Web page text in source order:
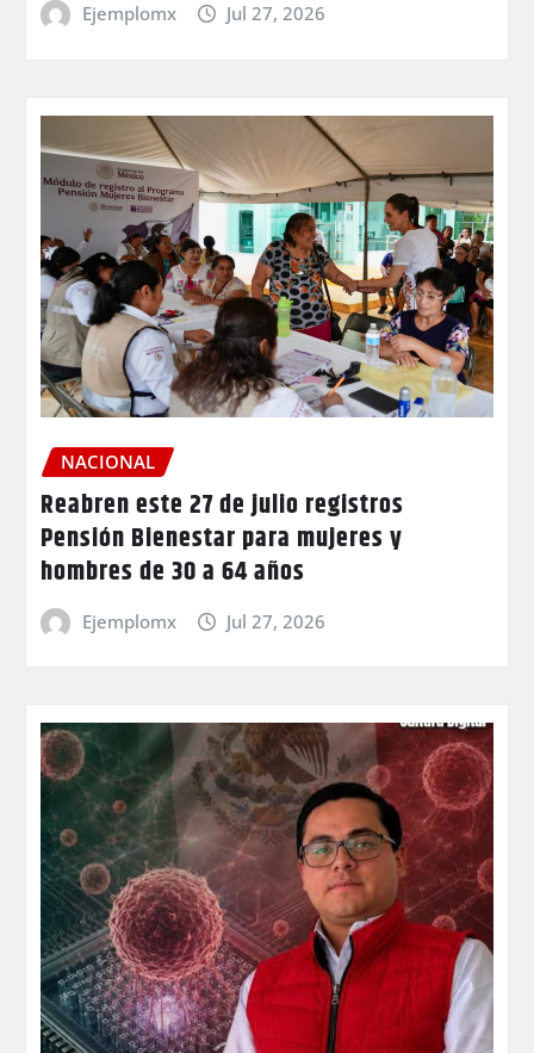
Ejemplomx Jul 27, 2026
NACIONAL
Reabren este 27 de julio registros
Pensión Bienestar para mujeres y
hombres de 30 a 64 años
Ejemplomx Jul 27, 2026